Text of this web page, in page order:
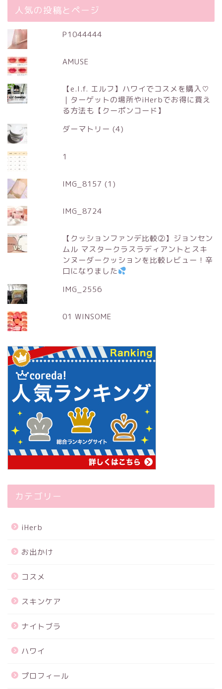
人気の投稿とページ
P1044444
AMUSE
【e.l.f. エルフ】ハワイでコスメを購入♡
｜ターゲットの場所やiHerbでお得に買え
る方法も【クーポンコード】
ダーマトリー (4)
1
IMG_8157 (1)
IMG_8724
【クッションファンデ比較②】ジョンセン
ムル マスタークラスラディアントとスキ
ンヌーダークッションを比較レビュー！辛
口になりました
IMG_2556
01 WINSOME
カテゴリー
iHerb
お出かけ
コスメ
スキンケア
ナイトブラ
ハワイ
プロフィール